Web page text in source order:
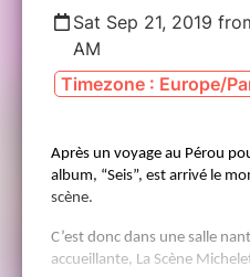
Sat Sep 21, 2019
AM
Timezone : Europe/
Après un voyage au Pérou
album, “Seis”, est arrivé le
scène.
C’est donc dans une salle
accueillante, La Scène